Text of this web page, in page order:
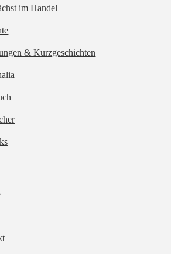
im Handel
& Kurzgeschichten